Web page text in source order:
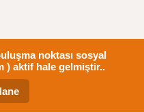
noktası sosyal
) aktif hale gelmiştir..